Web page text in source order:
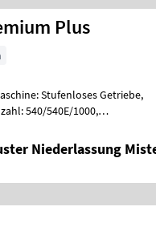
Plus
Stufenloses Getriebe,
540/540E/1000,
Niederlassung